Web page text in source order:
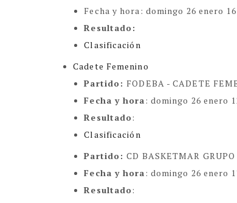
Fecha y hora: domingo 26 enero
Resultado :
Clasificación
Cadete Femenino
Partido : FODEBA - CADETE
Fecha y hora: domingo 26 enero
Resultado:
Clasificación
Partido :CD BASKETMAR
Fecha y hora: domingo 26 enero
Resultado: